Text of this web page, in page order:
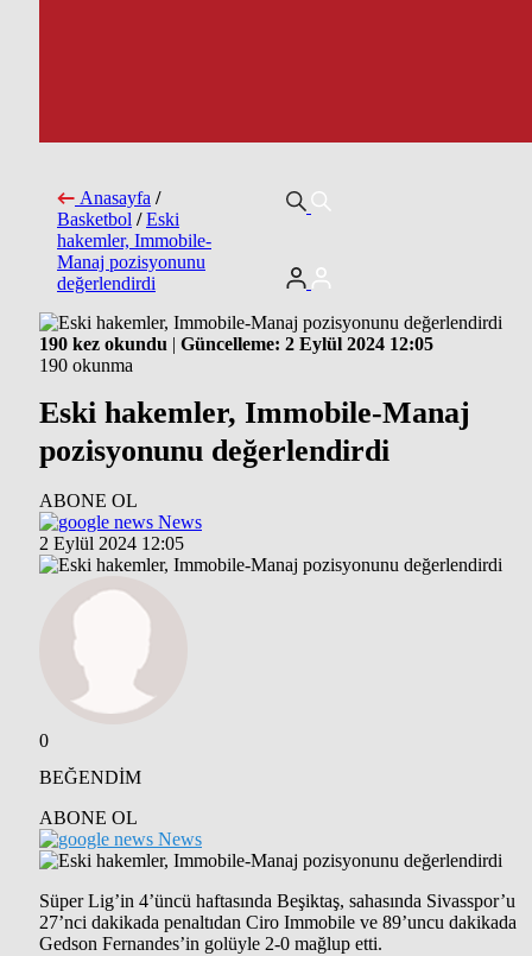
Anasayfa /
Basketbol / Eski
hakemler, Immobile-
Manaj pozisyonunu
değerlendirdi
190 kez okundu | Güncelleme: 2 Eylül 2024 12:05
190 okunma
Eski hakemler, Immobile-Manaj
pozisyonunu değerlendirdi
ABONE OL
News
2 Eylül 2024 12:05
0
BEĞENDİM
ABONE OL
News
Süper Lig’in 4’üncü haftasında Beşiktaş, sahasında Sivasspor’u
27’nci dakikada penaltıdan Ciro Immobile ve 89’uncu dakikada
Gedson Fernandes’in golüyle 2-0 mağlup etti.